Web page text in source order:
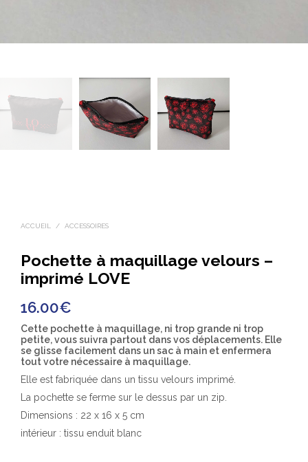
ACCUEIL / ACCESSOIRES
Pochette à maquillage velours –
imprimé LOVE
16.00€
Cette pochette à maquillage, ni trop grande ni trop
petite, vous suivra partout dans vos déplacements. Elle
se glisse facilement dans un sac à main et enfermera
tout votre nécessaire à maquillage.
Elle est fabriquée dans un tissu velours imprimé.
La pochette se ferme sur le dessus par un zip.
Dimensions : 22 x 16 x 5 cm
intérieur : tissu enduit blanc